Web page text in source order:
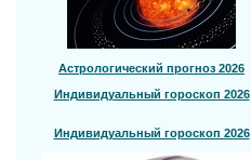
Астрологический прогноз 2026
Индивидуальный гороскоп 2026
Индивидуальный гороскоп 2026